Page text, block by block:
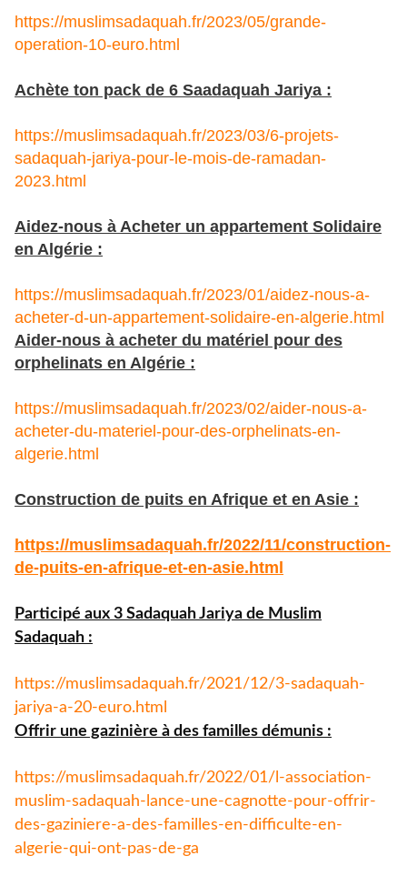
https://muslimsadaquah.fr/2023/05/grande-
operation-10-euro.html
Achète ton pack de 6 Saadaquah Jariya :
https://muslimsadaquah.fr/2023/03/6-projets-
sadaquah-jariya-pour-le-mois-de-ramadan-
2023.html
Aidez-nous à Acheter un appartement Solidaire
en Algérie :
https://muslimsadaquah.fr/2023/01/aidez-nous-a-
acheter-d-un-appartement-solidaire-en-algerie.html
Aider-nous à acheter du matériel pour des
orphelinats en Algérie :
https://muslimsadaquah.fr/2023/02/aider-nous-a-
acheter-du-materiel-pour-des-orphelinats-en-
algerie.html
Construction de puits en Afrique et en Asie :
https://muslimsadaquah.fr/2022/11/construction-
de-puits-en-afrique-et-en-asie.html
Participé aux 3 Sadaquah Jariya de Muslim
Sadaquah :
https://muslimsadaquah.fr/2021/12/3-sadaquah-
jariya-a-20-euro.html
Offrir une gazinière à des familles démunis :
https://muslimsadaquah.fr/2022/01/l-association-
muslim-sadaquah-lance-une-cagnotte-pour-offrir-
des-gaziniere-a-des-familles-en-difficulte-en-
algerie-qui-ont-pas-de-ga